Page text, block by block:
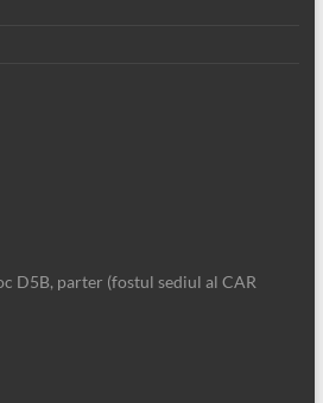
D5B, parter (fostul sediul al CAR